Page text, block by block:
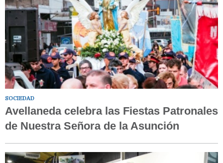
SOCIEDAD
Avellaneda celebra las Fiestas Patronales
de Nuestra Señora de la Asunción